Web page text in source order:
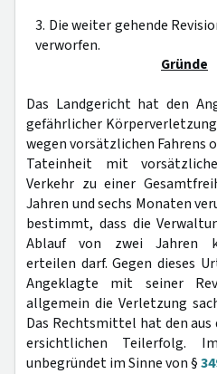
3. Die weiter gehende
verworfen.
Gründe
Das Landgericht hat den
gefährlicher
wegen vorsätzlichen Fahrens
Tateinheit mit
Verkehr zu einer
Jahren und sechs Monaten
bestimmt, dass die
Ablauf von zwei Jahren
erteilen darf. Gegen dieses
Angeklagte mit seiner
allgemein die Verletzung
Das Rechtsmittel hat den aus
ersichtlichen Teilerfolg.
unbegründet im Sinne von §